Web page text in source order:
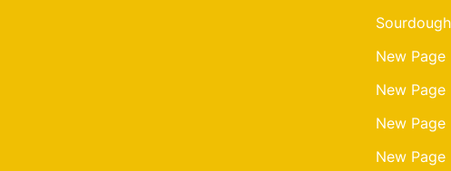
New Page
New Page
New Page
New Page